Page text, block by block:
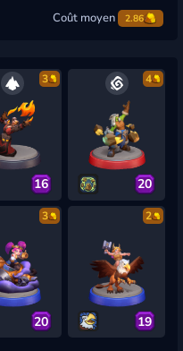
Coût moyen 2.86
3
16
4
20
3
20
2
19